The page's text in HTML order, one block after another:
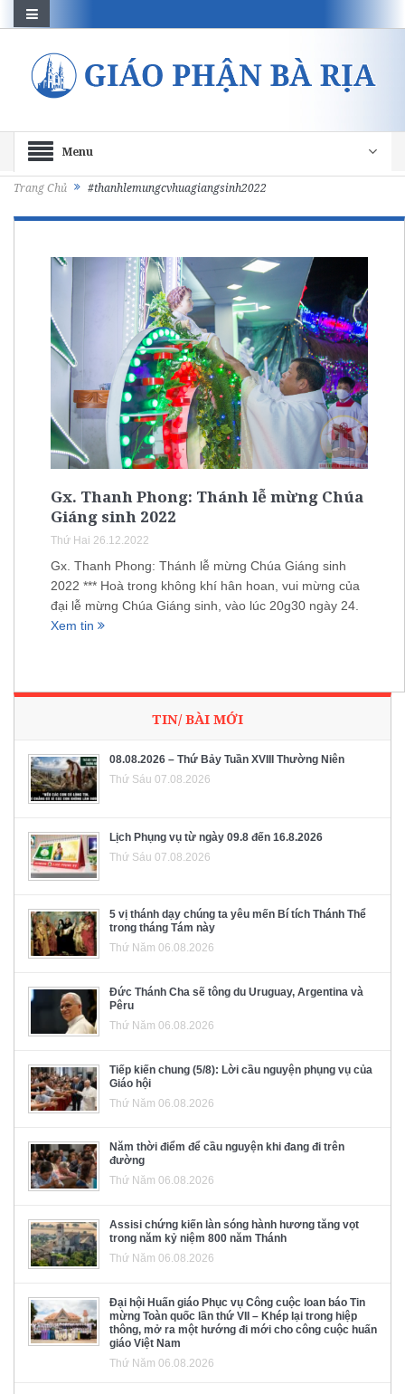
Menu
Trang Chủ #thanhlemungcvhuagiangsinh2022
Gx. Thanh Phong: Thánh lễ mừng Chúa
Giáng sinh 2022
Thứ Hai 26.12.2022
Gx. Thanh Phong: Thánh lễ mừng Chúa Giáng sinh
2022 *** Hoà trong không khí hân hoan, vui mừng của
đại lễ mừng Chúa Giáng sinh, vào lúc 20g30 ngày 24.
Xem tin
TIN/ BÀI MỚI
08.08.2026 – Thứ Bảy Tuần XVIII Thường Niên
Thứ Sáu 07.08.2026
Lịch Phụng vụ từ ngày 09.8 đến 16.8.2026
Thứ Sáu 07.08.2026
5 vị thánh dạy chúng ta yêu mến Bí tích Thánh Thể
trong tháng Tám này
Thứ Năm 06.08.2026
Đức Thánh Cha sẽ tông du Uruguay, Argentina và
Pêru
Thứ Năm 06.08.2026
Tiếp kiến chung (5/8): Lời cầu nguyện phụng vụ của
Giáo hội
Thứ Năm 06.08.2026
Năm thời điểm để cầu nguyện khi đang đi trên
đường
Thứ Năm 06.08.2026
Assisi chứng kiến làn sóng hành hương tăng vọt
trong năm kỷ niệm 800 năm Thánh
Thứ Năm 06.08.2026
Đại hội Huấn giáo Phục vụ Công cuộc loan báo Tin
mừng Toàn quốc lần thứ VII – Khép lại trong hiệp
thông, mở ra một hướng đi mới cho công cuộc huấn
giáo Việt Nam
Thứ Năm 06.08.2026